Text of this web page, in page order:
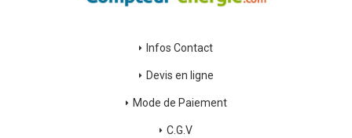
Infos Contact
Devis en ligne
Mode de Paiement
C.G.V